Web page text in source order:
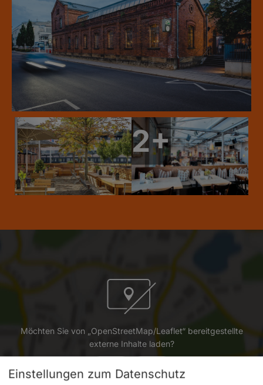
Möchten Sie von „OpenStreetMap/Leaflet“ bereitgestellte
externe Inhalte laden?
Immer
Einstellungen zum Datenschutz